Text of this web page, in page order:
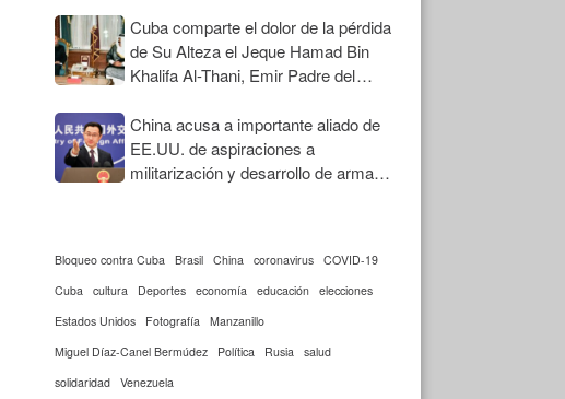
Cuba comparte el dolor de la pérdida
de Su Alteza el Jeque Hamad Bin
Khalifa Al-Thani, Emir Padre del
China acusa a importante aliado de
EE.UU. de aspiraciones a
militarización y desarrollo de armas
Bloqueo contra Cuba Brasil China coronavirus COVID-19
Cuba
cultura Deportes economía educación elecciones
Estados Unidos
Fotografía
Manzanillo
Miguel Díaz-Canel Bermúdez
Política Rusia
salud
solidaridad Venezuela